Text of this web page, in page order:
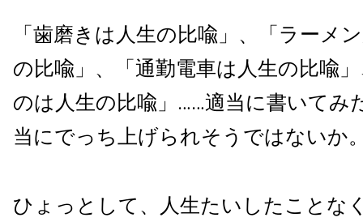
「歯磨きは人生の比喩」、「ラーメ
の比喩」、「通勤電車は人生の比喩
のは人生の比喩」……適当に書いてみ
当にでっち上げられそうではないか
ひょっとして、人生たいしたことな